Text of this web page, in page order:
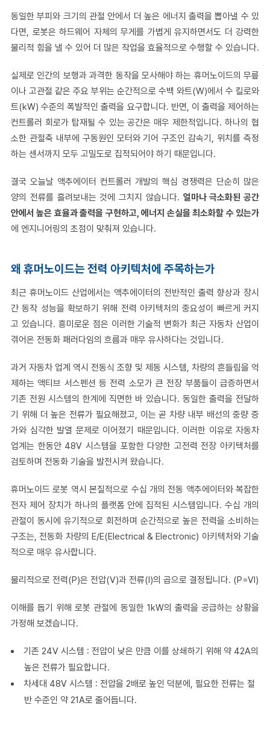
동일한 부피와 크기의 관절 안에서 더 높은 에너지 출력을 뽑아낼 수 있
다면, 로봇은 하드웨어 자체의 무게를 가볍게 유지하면서도 더 강력한
물리적 힘을 낼 수 있어 더 많은 작업을 효율적으로 수행할 수 있습니다.
실제로 인간의 보행과 과격한 동작을 모사해야 하는 휴머노이드의 무릎
이나 고관절 같은 주요 부위는 순간적으로 수백 와트(W)에서 수 킬로와
트(kW) 수준의 폭발적인 출력을 요구합니다. 반면, 이 출력을 제어하는
컨트롤러 회로가 탑재될 수 있는 공간은 매우 제한적입니다. 하나의 협
소한 관절축 내부에 구동원인 모터와 기어 구조인 감속기, 위치를 측정
하는 센서까지 모두 고밀도로 집적되어야 하기 때문입니다.
결국 오늘날 액추에이터 컨트롤러 개발의 핵심 경쟁력은 단순히 많은
양의 전류를 흘려보내는 것에 그치지 않습니다. 얼마나 극소화된 공간
안에서 높은 효율과 출력을 구현하고, 에너지 손실을 최소화할 수 있는가
에 엔지니어링의 초점이 맞춰져 있습니다.
왜 휴머노이드는 전력 아키텍처에 주목하는가
최근 휴머노이드 산업에서는 액추에이터의 전반적인 출력 향상과 장시
간 동작 성능을 확보하기 위해 전력 아키텍처의 중요성이 빠르게 커지
고 있습니다. 흥미로운 점은 이러한 기술적 변화가 최근 자동차 산업이
겪어온 전동화 패러다임의 흐름과 매우 유사하다는 것입니다.
과거 자동차 업계 역시 전동식 조향 및 제동 시스템, 차량의 흔들림을 억
제하는 액티브 서스펜션 등 전력 소모가 큰 전장 부품들이 급증하면서
기존 전원 시스템의 한계에 직면한 바 있습니다. 동일한 출력을 전달하
기 위해 더 높은 전류가 필요해졌고, 이는 곧 차량 내부 배선의 중량 증
가와 심각한 발열 문제로 이어졌기 때문입니다. 이러한 이유로 자동차
업계는 한동안 48V 시스템을 포함한 다양한 고전력 전장 아키텍처를
검토하며 전동화 기술을 발전시켜 왔습니다.
휴머노이드 로봇 역시 본질적으로 수십 개의 전동 액추에이터와 복잡한
전자 제어 장치가 하나의 플랫폼 안에 집적된 시스템입니다. 수십 개의
관절이 동시에 유기적으로 회전하며 순간적으로 높은 전력을 소비하는
구조는, 전동화 차량의 E/E(Electrical & Electronic) 아키텍처와 기술
적으로 매우 유사합니다.
물리적으로 전력(P)은 전압(V)과 전류(I)의 곱으로 결정됩니다. (P=VI)
이해를 돕기 위해 로봇 관절에 동일한 1kW의 출력을 공급하는 상황을
가정해 보겠습니다.
기존 24V 시스템 : 전압이 낮은 만큼 이를 상쇄하기 위해 약 42A의
높은 전류가 필요합니다.
차세대 48V 시스템 : 전압을 2배로 높인 덕분에, 필요한 전류는 절
반 수준인 약 21A로 줄어듭니다.